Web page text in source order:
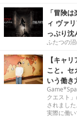
「冒険
ィ ヴァ
っぷり沈
ふたつの沼
【キャ
こと。セ
いう働き
クエスト
されまし
実際に働